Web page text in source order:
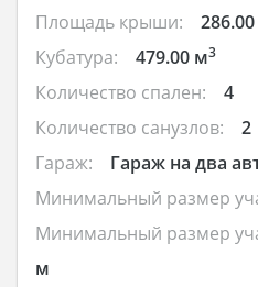
Площадь крыши:
Кубатура: 479.00 м3
Количество спален:
4
Количество санузлов:
2
Гараж:
Гараж на два
Минимальный размер
Минимальный размер
м